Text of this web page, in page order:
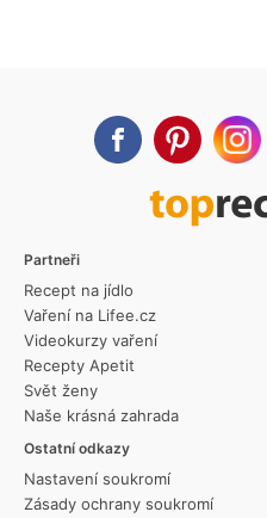
Partneři
Recept na jídlo
Vaření na Lifee.cz
Videokurzy vaření
Recepty Apetit
Svět ženy
Naše krásná zahrada
Ostatní odkazy
Nastavení soukromí
Zásady ochrany soukromí